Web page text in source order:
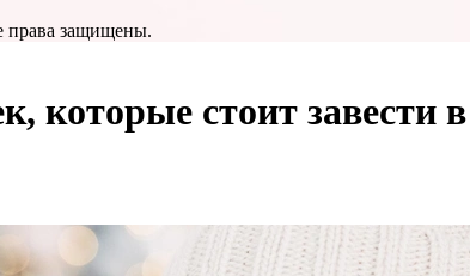
права защищены.
которые стоит